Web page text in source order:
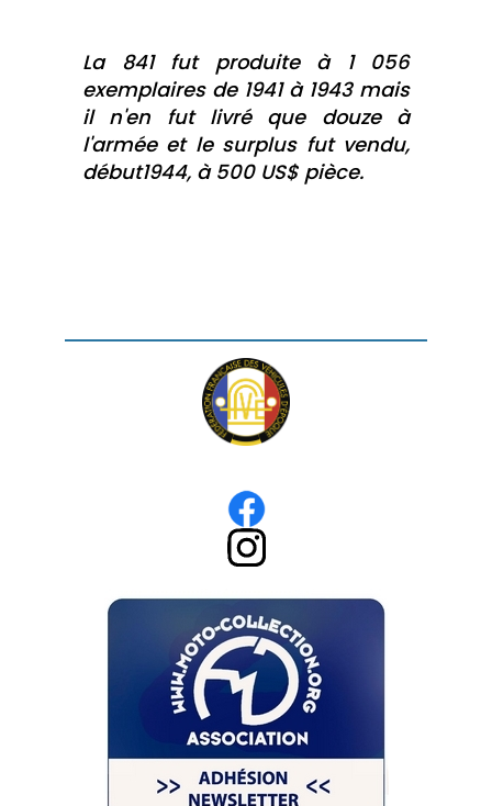
La 841 fut produite à 1 056
exemplaires de 1941 à 1943 mais
il n'en fut livré que douze à
l'armée et le surplus fut vendu,
début1944, à 500 US$ pièce.